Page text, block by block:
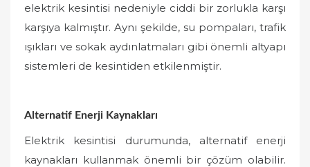
elektrik kesintisi nedeniyle ciddi bir zorlukla karşı
karşıya kalmıştır. Aynı şekilde, su pompaları, trafik
ışıkları ve sokak aydınlatmaları gibi önemli altyapı
sistemleri de kesintiden etkilenmiştir.
Alternatif Enerji Kaynakları
Elektrik kesintisi durumunda, alternatif enerji
kaynakları kullanmak önemli bir çözüm olabilir.